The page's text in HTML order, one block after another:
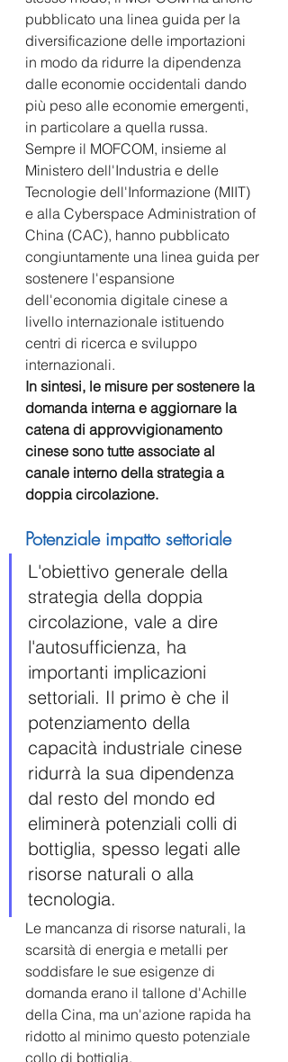
pubblicato una linea guida per la
diversificazione delle importazioni
in modo da ridurre la dipendenza
dalle economie occidentali dando
più peso alle economie emergenti,
in particolare a quella russa.
Sempre il MOFCOM, insieme al
Ministero dell'Industria e delle
Tecnologie dell'Informazione (MIIT)
e alla Cyberspace Administration of
China (CAC), hanno pubblicato
congiuntamente una linea guida per
sostenere l'espansione
dell'economia digitale cinese a
livello internazionale istituendo
centri di ricerca e sviluppo
internazionali.
In sintesi, le misure per sostenere la
domanda interna e aggiornare la
catena di approvvigionamento
cinese sono tutte associate al
canale interno della strategia a
doppia circolazione.
Potenziale impatto settoriale
L'obiettivo generale della
strategia della doppia
circolazione, vale a dire
l'autosufficienza, ha
importanti implicazioni
settoriali. Il primo è che il
potenziamento della
capacità industriale cinese
ridurrà la sua dipendenza
dal resto del mondo ed
eliminerà potenziali colli di
bottiglia, spesso legati alle
risorse naturali o alla
tecnologia.
Le mancanza di risorse naturali, la
scarsità di energia e metalli per
soddisfare le sue esigenze di
domanda erano il tallone d'Achille
della Cina, ma un'azione rapida ha
ridotto al minimo questo potenziale
collo di bottiglia.